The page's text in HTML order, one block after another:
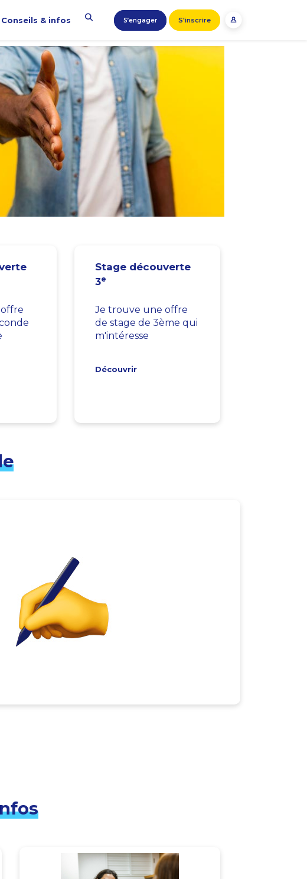
Conseils & infos S’engager S'inscrire
Stage découverte
3e
Je trouve une offre
de stage de 3ème qui
m'intéresse
Découvrir